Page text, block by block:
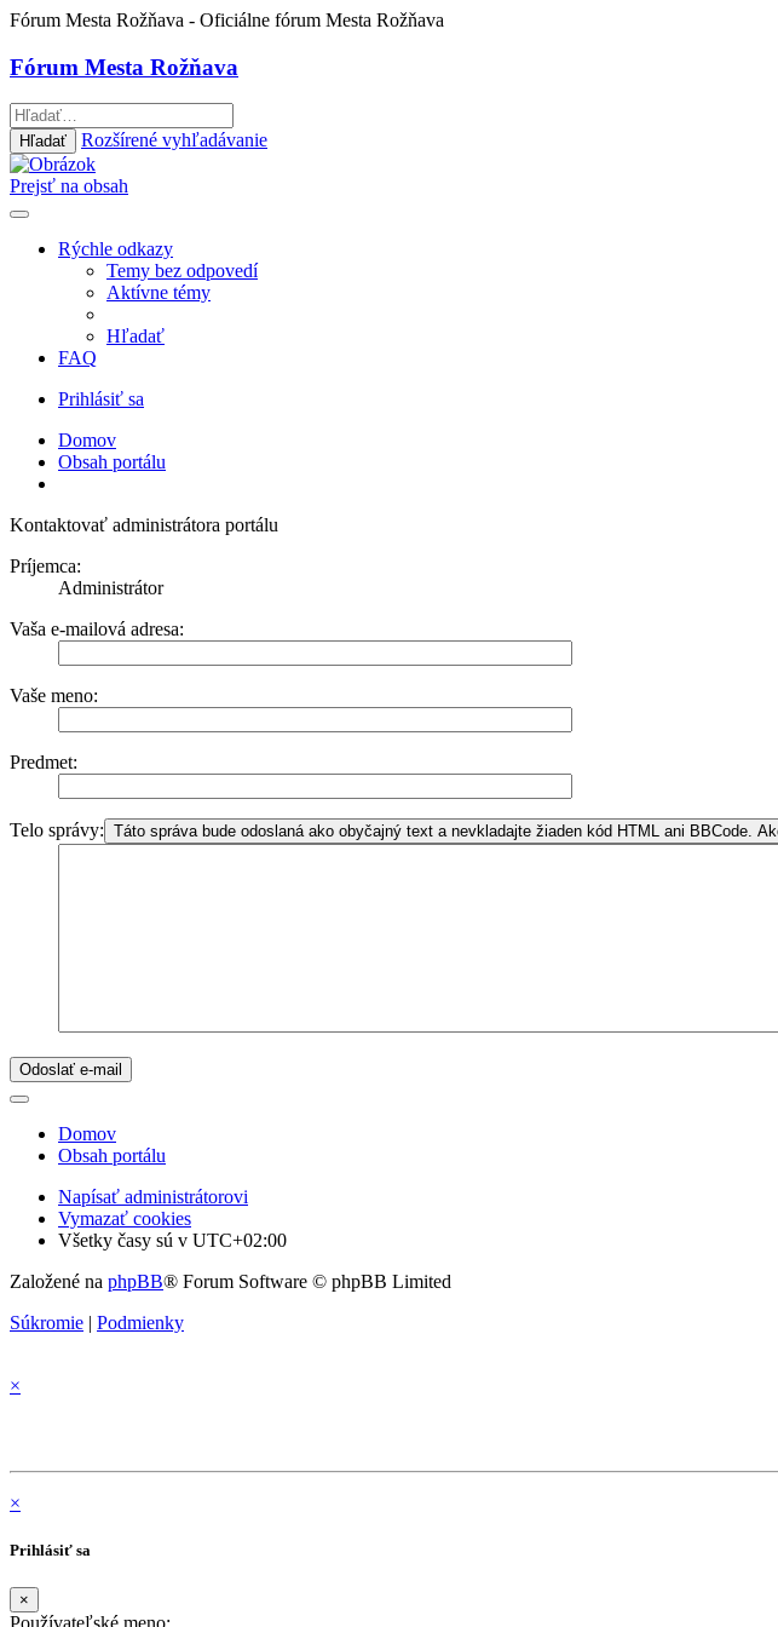
Fórum Mesta Rožňava - Oficiálne fórum Mesta Rožňava
Fórum Mesta Rožňava
Hľadať Rozšírené vyhľadávanie
Prejsť na obsah
Rýchle odkazy
Temy bez odpovedí
Aktívne témy
Hľadať
FAQ
Prihlásiť sa
Domov
Obsah portálu
Kontaktovať administrátora portálu
Príjemca:
Administrátor
Vaša e-mailová adresa:
Vaše meno:
Predmet:
Telo správy: Táto správa bude odoslaná ako obyčajný text a nevkladajte žiaden kód HTML ani BBCode.
Domov
Obsah portálu
Napísať administrátorovi
Vymazať cookies
Všetky časy sú v UTC+02:00
Založené na phpBB® Forum Software © phpBB Limited
Súkromie | Podmienky
×
×
Prihlásiť sa
×